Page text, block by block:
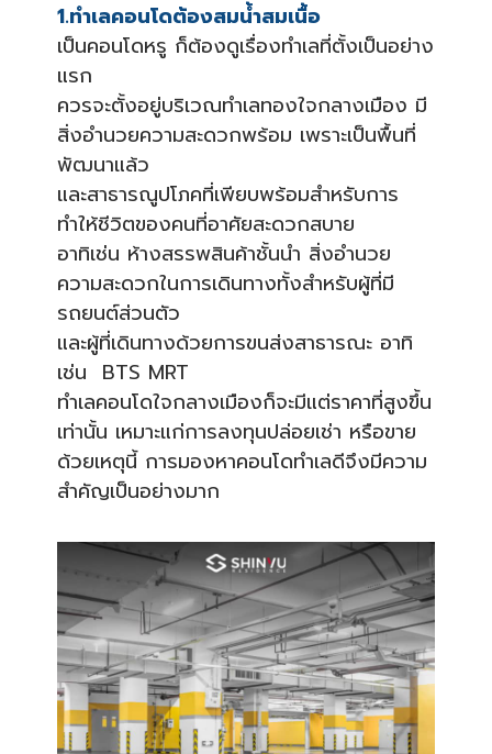
1.ทำเลคอนโดต้องสมน้ำสมเนื้อ
เป็นคอนโดหรู ก็ต้องดูเรื่องทำเลที่ตั้งเป็นอย่าง
แรก
ควรจะตั้งอยู่บริเวณทำเลทองใจกลางเมือง มี
สิ่งอำนวยความสะดวกพร้อม เพราะเป็นพื้นที่
พัฒนาแล้ว
และสาธารณูปโภคที่เพียบพร้อมสำหรับการ
ทำให้ชีวิตของคนที่อาศัยสะดวกสบาย
อาทิเช่น ห้างสรรพสินค้าชั้นนำ สิ่งอำนวย
ความสะดวกในการเดินทางทั้งสำหรับผู้ที่มี
รถยนต์ส่วนตัว
และผู้ที่เดินทางด้วยการขนส่งสาธารณะ อาทิ
เช่น BTS MRT
ทำเลคอนโดใจกลางเมืองก็จะมีแต่ราคาที่สูงขึ้น
เท่านั้น เหมาะแก่การลงทุนปล่อยเช่า หรือขาย
ด้วยเหตุนี้ การมองหาคอนโดทำเลดีจึงมีความ
สำคัญเป็นอย่างมาก